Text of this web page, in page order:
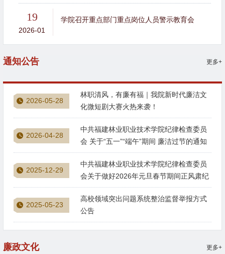
19
2026-01
学院召开重点部门重点岗位人员警示教育会
通知公告 更多+
2026-05-28
林职清风，有廉有福｜我院新时代廉洁文
化微短剧大赛火热来袭！
2026-04-28
中共福建林业职业技术学院纪律检查委员
会 关于“五一”“端午”期间 廉洁过节的通知
2025-12-29
中共福建林业职业技术学院纪律检查委员
会关于做好2026年元旦春节期间正风肃纪
工作的通知
2025-05-23
高校领域突出问题系统整治监督举报方式
公告
廉政文化 更多+